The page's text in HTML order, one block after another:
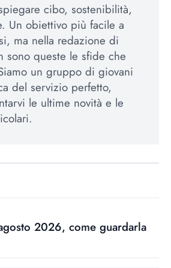
cibo, sostenibilità,
Un obiettivo più facile a
ma nella redazione di
sono queste le sfide che
un gruppo di giovani
del servizio perfetto,
le ultime novità e le
2026, come guardarla